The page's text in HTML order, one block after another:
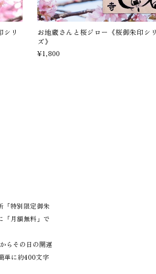
シリ
お地蔵さんと桜ジロー《桜御朱印シ
ズ》
¥1,800
「特別限定御朱
「月額無料」で
らその日の開運
単に約400文字